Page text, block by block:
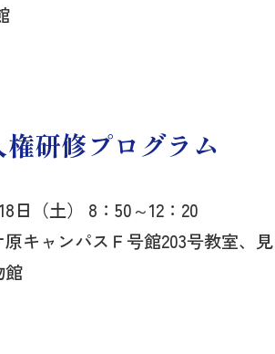
研修プログラム
日（土） 8：50～12：20
キャンパスＦ号館203号教室、見
館